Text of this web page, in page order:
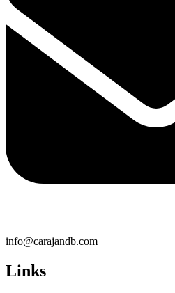
info@carajandb.com
Links